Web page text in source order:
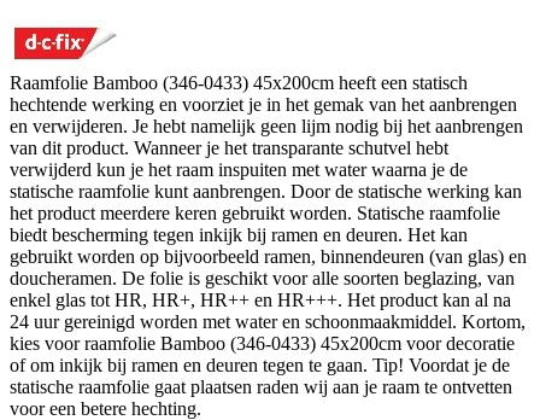
Raamfolie Bamboo (346-0433) 45x200cm heeft een statisch
hechtende werking en voorziet je in het gemak van het aanbrengen
en verwijderen. Je hebt namelijk geen lijm nodig bij het aanbrengen
van dit product. Wanneer je het transparante schutvel hebt
verwijderd kun je het raam inspuiten met water waarna je de
statische raamfolie kunt aanbrengen. Door de statische werking kan
het product meerdere keren gebruikt worden. Statische raamfolie
biedt bescherming tegen inkijk bij ramen en deuren. Het kan
gebruikt worden op bijvoorbeeld ramen, binnendeuren (van glas) en
doucheramen. De folie is geschikt voor alle soorten beglazing, van
enkel glas tot HR, HR+, HR++ en HR+++. Het product kan al na
24 uur gereinigd worden met water en schoonmaakmiddel. Kortom,
kies voor raamfolie Bamboo (346-0433) 45x200cm voor decoratie
of om inkijk bij ramen en deuren tegen te gaan. Tip! Voordat je de
statische raamfolie gaat plaatsen raden wij aan je raam te ontvetten
voor een betere hechting.